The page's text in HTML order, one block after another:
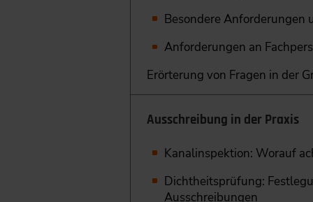
Besondere Anforderungen
Anforderungen an
Erörterung von Fragen in der
Ausschreibung in der Praxis
Kanalinspektion: Worauf
Dichtheitsprüfung:
Ausschreibungen